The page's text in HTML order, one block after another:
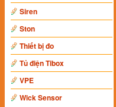
Siren
Ston
Thiết bị đo
Tủ điện Tibox
VPE
Wick Sensor